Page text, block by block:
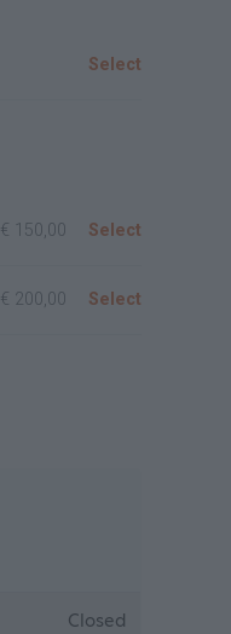
Select
€ 150,00 Select
€ 200,00 Select
Closed